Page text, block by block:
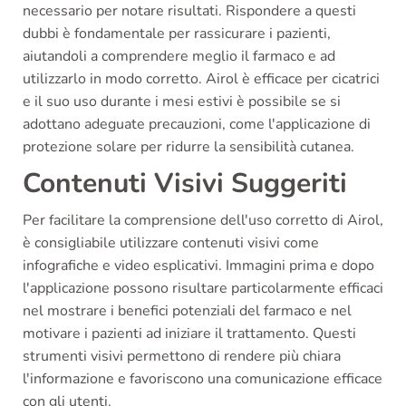
necessario per notare risultati. Rispondere a questi
dubbi è fondamentale per rassicurare i pazienti,
aiutandoli a comprendere meglio il farmaco e ad
utilizzarlo in modo corretto. Airol è efficace per cicatrici
e il suo uso durante i mesi estivi è possibile se si
adottano adeguate precauzioni, come l'applicazione di
protezione solare per ridurre la sensibilità cutanea.
Contenuti Visivi Suggeriti
Per facilitare la comprensione dell'uso corretto di Airol,
è consigliabile utilizzare contenuti visivi come
infografiche e video esplicativi. Immagini prima e dopo
l'applicazione possono risultare particolarmente efficaci
nel mostrare i benefici potenziali del farmaco e nel
motivare i pazienti ad iniziare il trattamento. Questi
strumenti visivi permettono di rendere più chiara
l'informazione e favoriscono una comunicazione efficace
con gli utenti.